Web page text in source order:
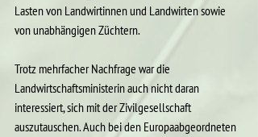
Lasten von Landwirtinnen und Landwirten sowie
von unabhängigen Züchtern.
Trotz mehrfacher Nachfrage war die
Landwirtschaftsministerin auch nicht daran
interessiert, sich mit der Zivilgesellschaft
auszutauschen. Auch bei den Europaabgeordneten